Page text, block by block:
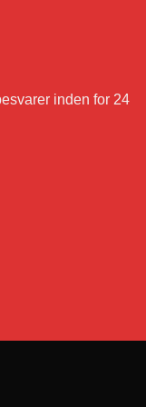
inden for 24